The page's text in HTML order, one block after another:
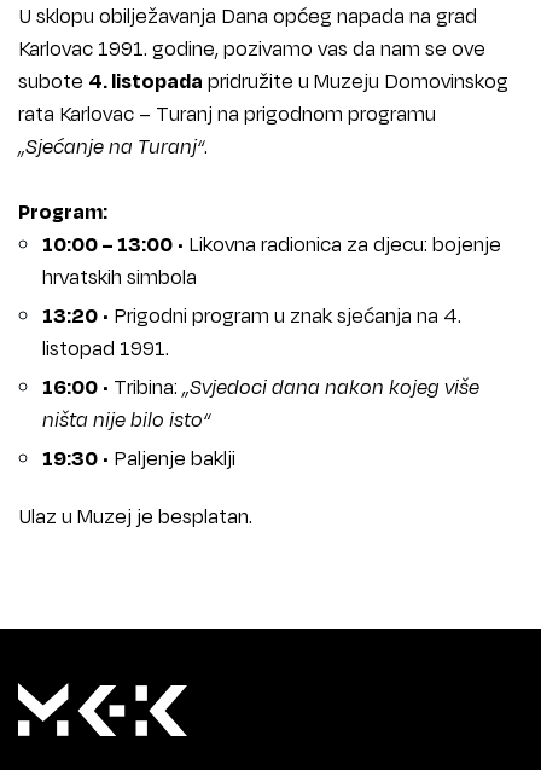
U sklopu obilježavanja Dana općeg napada na grad
Karlovac 1991. godine, pozivamo vas da nam se ove
subote 4. listopada pridružite u Muzeju Domovinskog
rata Karlovac – Turanj na prigodnom programu
„Sjećanje na Turanj“.
Program:
10:00 – 13:00 • Likovna radionica za djecu: bojenje
hrvatskih simbola
13:20 • Prigodni program u znak sjećanja na 4.
listopad 1991.
16:00 • Tribina: „Svjedoci dana nakon kojeg više
ništa nije bilo isto“
19:30 • Paljenje baklji
Ulaz u Muzej je besplatan.